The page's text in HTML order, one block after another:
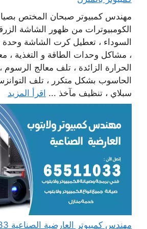
مهندس كمبيوتر صبحان المختص
الكومبيوترات من ظهور الشاشة
السوداء ، تعطيل كرت الشاشة وحدة
، مشاكل وحدات الطاقة و التغذية ،
الحرارة الزائدة ، تلف معالج الرسوم
الحاسوب بشكل متكرر ، تلف
سبلاي ، تنظيف مآخذ ... اقرأ المزيد